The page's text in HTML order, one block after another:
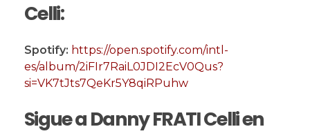
Celli:
Spotify: https://open.spotify.com/intl-
es/album/2iFIr7RaiL0JDI2EcV0Qus?
si=VK7tJts7QeKr5Y8qiRPuhw
Sigue a Danny FRATI Celli en